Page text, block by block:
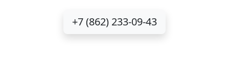
+7 (862) 233-09-43